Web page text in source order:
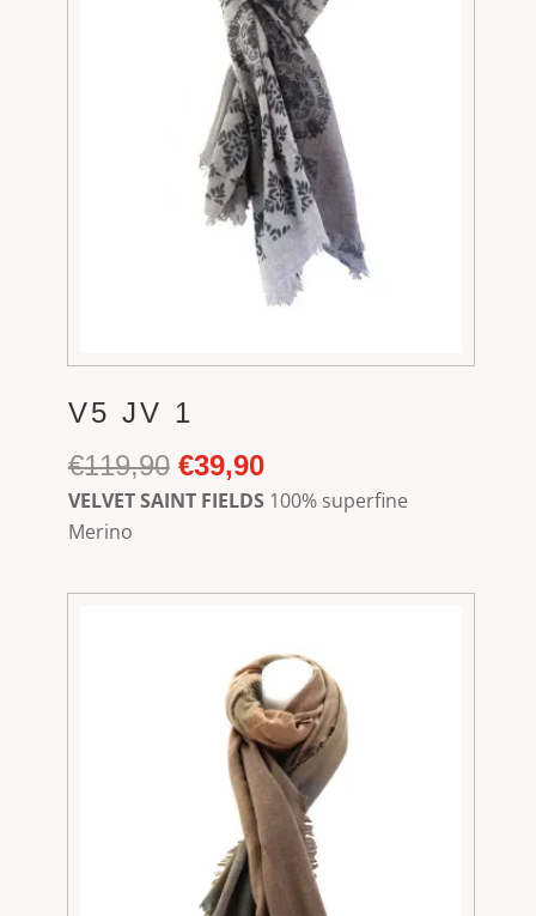
V5 JV 1
€119,90 Ursprünglicher
Preis
€39,90Aktueller
Preis
VELVET SAINT FIELDS 100% superfine
Merino